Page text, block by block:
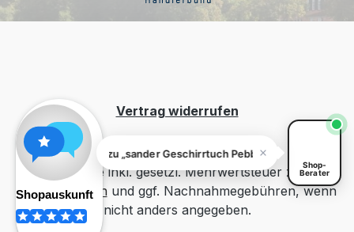
Vertrag widerrufen
Alle Preise inkl. gesetzl. Mehrwertsteuer zzgl.
Versandkosten und ggf. Nachnahmegebühren, wenn
nicht anders angegeben.
Shop-
Berater
Fragen zu „sander Geschirrtuch Pebble Beach 50 x 70"?